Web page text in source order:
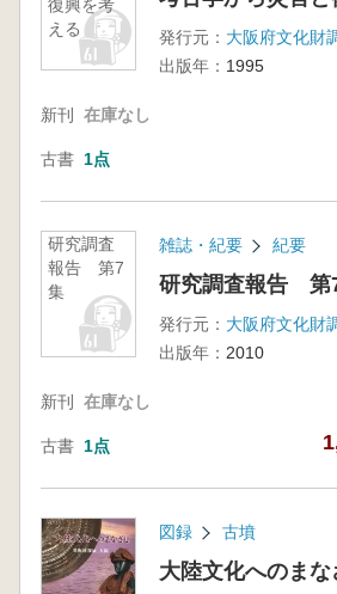
復興を考
える
発行元： 大阪府文化財
出版年： 1995
新刊 在庫なし
古書 1点
研究調査
報告 第7
集
雑誌・紀要 紀要
研究調査報告 第
発行元： 大阪府文化財
出版年： 2010
新刊 在庫なし
古書 1点
図録 古墳
大陸文化へのまな